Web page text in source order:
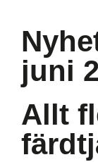
juni
Allt